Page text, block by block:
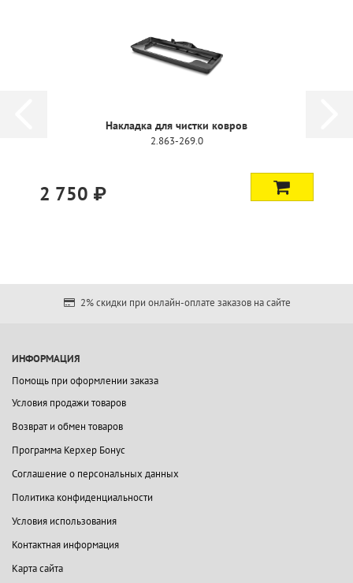
Накладка для чистки ковров
2.863-269.0
2 750 ₽
2% скидки при онлайн-оплате заказов на сайте
ИНФОРМАЦИЯ
Помощь при оформлении заказа
Условия продажи товаров
Возврат и обмен товаров
Программа Керхер Бонус
Соглашение о персональных данных
Политика конфиденциальности
Условия использования
Контактная информация
Карта сайта